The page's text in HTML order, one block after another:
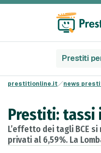
Prestiti
prestitionline.it news
Prestiti: tassi
L’effetto dei tagli BCE
privati al 6,59%. La